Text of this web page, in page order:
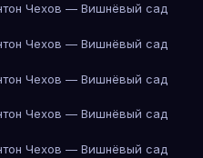
Чехов — Вишнёвый сад
Чехов — Вишнёвый сад
Чехов — Вишнёвый сад
Чехов — Вишнёвый сад
Чехов — Вишнёвый сад